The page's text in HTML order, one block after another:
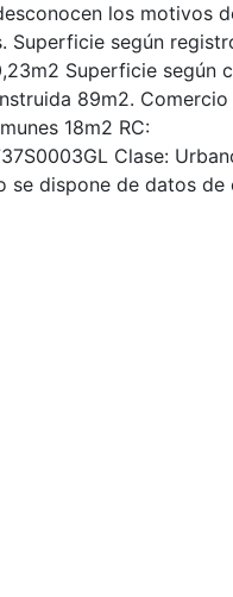
los motivos
Superficie según
Superficie según
89m2. Comercio
18m2 RC:
Clase:
se dispone de datos de